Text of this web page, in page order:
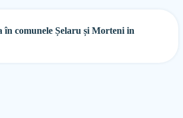
comunele Șelaru și Morteni in